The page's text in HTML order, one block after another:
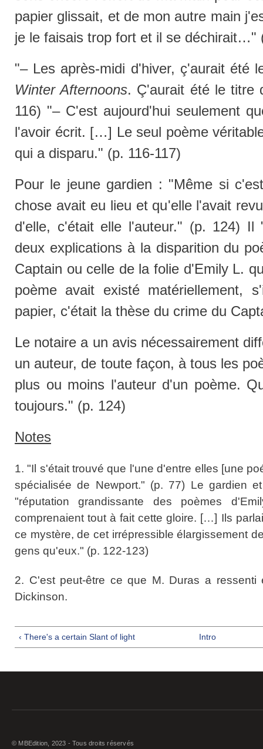
papier glissait, et de mon autre main
je le faisais trop fort et il se déchirait…"
"– Les après-midi d'hiver, ç'aurait été
Winter Afternoons. Ç'aurait été le titre
116) "– C'est aujourd'hui seulement
l'avoir écrit. […] Le seul poème
qui a disparu." (p. 116-117)
Pour le jeune gardien : "Même si
chose avait eu lieu et qu'elle l'avait
d'elle, c'était elle l'auteur." (p. 124) Il
deux explications à la disparition du
Captain ou celle de la folie d'Emily L.
poème avait existé matériellement,
papier, c'était la thèse du crime du
Le notaire a un avis nécessairement
un auteur, de toute façon, à tous les
plus ou moins l'auteur d'un poème.
toujours." (p. 124)
Notes
1. "Il s'était trouvé que l'une d'entre elles [une
spécialisée de Newport." (p. 77) Le gardien
"réputation grandissante des poèmes
comprenaient tout à fait cette gloire. […] Ils
ce mystère, de cet irrépressible élargissement
gens qu'eux." (p. 122-123)
2. C'est peut-être ce que M. Duras a
Dickinson.
‹ There's a certain Slant of light Intro
© MBEdition, 2023 - Tous droits réservés